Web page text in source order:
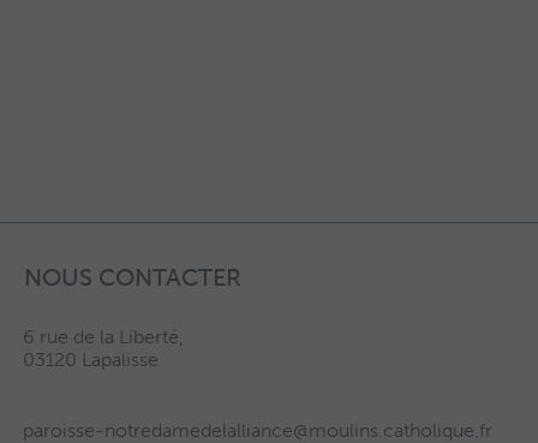
NOUS CONTACTER
6 rue de la Liberté,
03120 Lapalisse
paroisse-notredamedelalliance@moulins.catholique.fr